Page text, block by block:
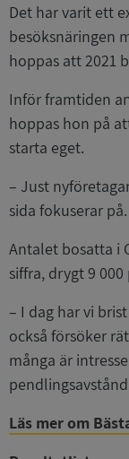
Det har varit ett
besöksnäringen
hoppas att 2021
Inför framtiden
hoppas hon på
starta eget.
– Just
sida fokuserar på.
Antalet bosatta i
siffra, drygt 9 000
– I dag har vi
också försöker
många är
Läs mer om